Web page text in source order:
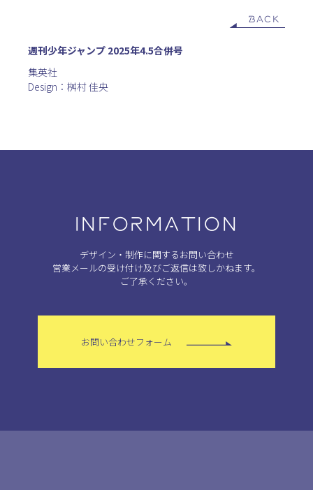
BACK
週刊少年ジャンプ 2025年4.5合併号
集英社
Design：桝村 佳央
INFORMATION
デザイン・制作に関するお問い合わせ
営業メールの受け付け及びご返信は致しかねます。
ご了承ください。
お問い合わせフォーム